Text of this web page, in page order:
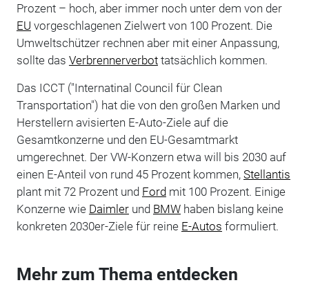
Prozent – hoch, aber immer noch unter dem von der
EU vorgeschlagenen Zielwert von 100 Prozent. Die
Umweltschützer rechnen aber mit einer Anpassung,
sollte das Verbrennerverbottatsächlich kommen.
Das ICCT ("Internatinal Council für Clean
Transportation") hat die von den großen Marken und
Herstellern avisierten E-Auto-Ziele auf die
Gesamtkonzerne und den EU-Gesamtmarkt
umgerechnet. Der VW-Konzern etwa will bis 2030 auf
einen E-Anteil von rund 45 Prozent kommen, Stellantis
plant mit 72 Prozent und Fordmit 100 Prozent. Einige
Konzerne wie Daimlerund BMWhaben bislang keine
konkreten 2030er-Ziele für reine E-Autos formuliert.
Mehr zum Thema entdecken